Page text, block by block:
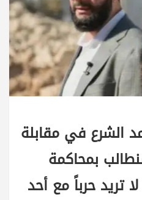
الشرع في مقابلة
سنطالب بمحاكمة
تريد حرباً مع أحد